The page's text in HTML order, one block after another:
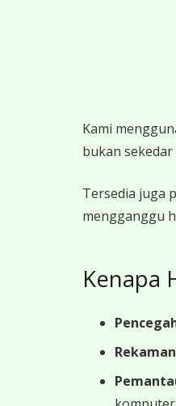
Kami
bukan
Tersedia juga
mengganggu
Kenapa